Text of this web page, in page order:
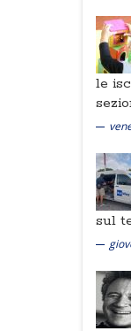
le
sul